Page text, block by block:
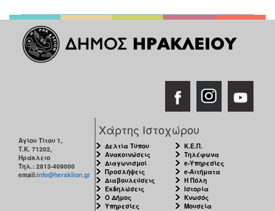
Αγίου Τίτου 1,
Τ.Κ. 71202,
Ηράκλειο
Τηλ.: 2813-409000
email:info@heraklion.gr
Χάρτης Ιστοχώρου
Δελτία Τύπου
Ανακοινώσεις
Διαγωνισμοί
Προσλήψεις
Διαβουλεύσεις
Εκδηλώσεις
Ο Δήμος
Υπηρεσίες
Κ.Ε.Π.
Τηλέφωνα
e-Υπηρεσίες
e-Αιτήματα
Η Πόλη
Ιστορία
Κνωσός
Μουσεία